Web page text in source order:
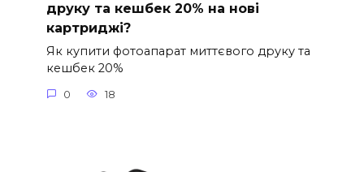
друку та кешбек 20% на нові
картриджі?
Як купити фотоапарат миттєвого друку та
кешбек 20%
0 18